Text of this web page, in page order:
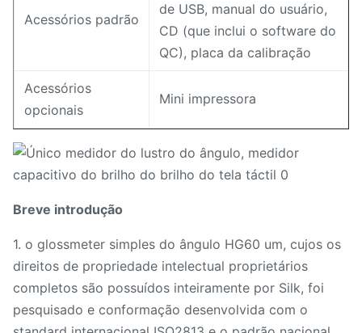
Acessórios padrão
de USB, manual do usuário,
CD (que inclui o software do
QC), placa da calibração
Acessórios
opcionais
Mini impressora
Breve introdução
1. o glossmeter simples do ângulo HG60 um, cujos os
direitos de propriedade intelectual proprietários
completos são possuídos inteiramente por Silk, foi
pesquisado e conformação desenvolvida com o